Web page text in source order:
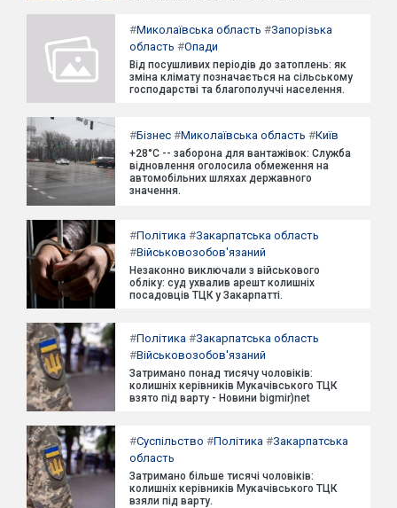
#Миколаївська область #Запорізька
область #Опади
Від посушливих періодів до затоплень: як
зміна клімату позначається на сільському
господарстві та благополуччі населення.
#Бізнес #Миколаївська область #Київ
+28°C -- заборона для вантажівок: Служба
відновлення оголосила обмеження на
автомобільних шляхах державного
значення.
#Політика #Закарпатська область
#Військовозобов'язаний
Незаконно виключали з військового
обліку: суд ухвалив арешт колишніх
посадовців ТЦК у Закарпатті.
#Політика #Закарпатська область
#Військовозобов'язаний
Затримано понад тисячу чоловіків:
колишніх керівників Мукачівського ТЦК
взято під варту - Новини bigmir)net
#Суспільство #Політика #Закарпатська
область
Затримано більше тисячі чоловіків:
колишніх керівників Мукачівського ТЦК
взяли під варту.